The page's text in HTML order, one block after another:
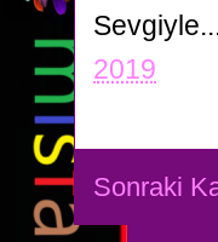
2019
Sonraki